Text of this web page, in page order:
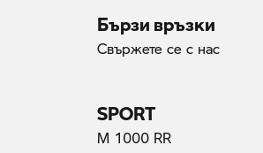
Бързи връзки
Свържете се с нас
SPORT
M 1000 RR